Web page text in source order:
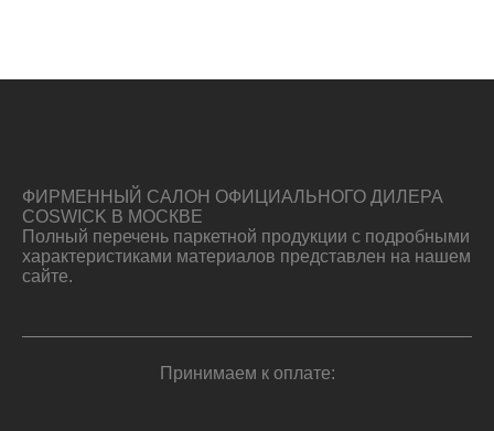
ФИРМЕННЫЙ САЛОН ОФИЦИАЛЬНОГО ДИЛЕРА
COSWICK В МОСКВЕ
Полный перечень паркетной продукции с подробными
характеристиками материалов представлен на нашем
сайте.
Принимаем к оплате: